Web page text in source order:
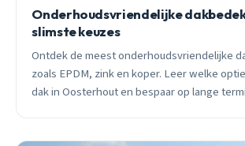
Onderhoudsvriendelijke
slimste keuzes
Ontdek de meest onderhoudsvriendelijke
zoals EPDM, zink en koper. Leer welke
dak in Oosterhout en bespaar op lange